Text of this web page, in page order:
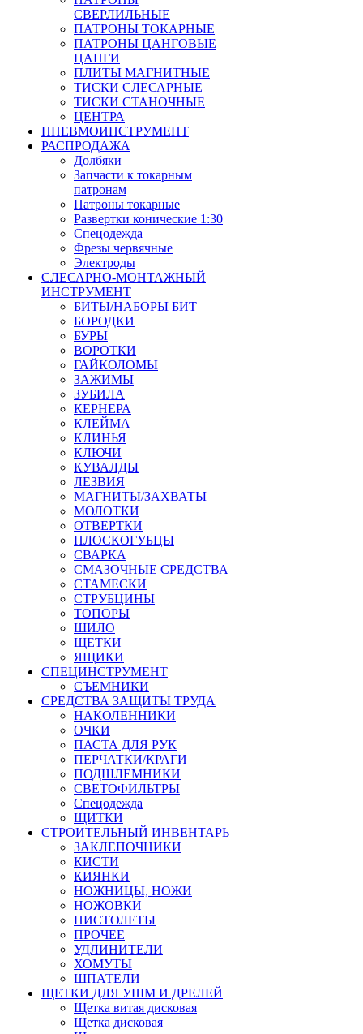
СВЕРЛИЛЬНЫЕ
ПАТРОНЫ ТОКАРНЫЕ
ПАТРОНЫ ЦАНГОВЫЕ
ЦАНГИ
ПЛИТЫ МАГНИТНЫЕ
ТИСКИ СЛЕСАРНЫЕ
ТИСКИ СТАНОЧНЫЕ
ЦЕНТРА
ПНЕВМОИНСТРУМЕНТ
РАСПРОДАЖА
Долбяки
Запчасти к токарным
патронам
Патроны токарные
Развертки конические 1:30
Спецодежда
Фрезы червячные
Электроды
СЛЕСАРНО-МОНТАЖНЫЙ
ИНСТРУМЕНТ
БИТЫ/НАБОРЫ БИТ
БОРОДКИ
БУРЫ
ВОРОТКИ
ГАЙКОЛОМЫ
ЗАЖИМЫ
ЗУБИЛА
КЕРНЕРА
КЛЕЙМА
КЛИНЬЯ
КЛЮЧИ
КУВАЛДЫ
ЛЕЗВИЯ
МАГНИТЫ/ЗАХВАТЫ
МОЛОТКИ
ОТВЕРТКИ
ПЛОСКОГУБЦЫ
СВАРКА
СМАЗОЧНЫЕ СРЕДСТВА
СТАМЕСКИ
СТРУБЦИНЫ
ТОПОРЫ
ШИЛО
ЩЕТКИ
ЯЩИКИ
СПЕЦИНСТРУМЕНТ
СЪЕМНИКИ
СРЕДСТВА ЗАЩИТЫ ТРУДА
НАКОЛЕННИКИ
ОЧКИ
ПАСТА ДЛЯ РУК
ПЕРЧАТКИ/КРАГИ
ПОДШЛЕМНИКИ
СВЕТОФИЛЬТРЫ
Спецодежда
ЩИТКИ
СТРОИТЕЛЬНЫЙ ИНВЕНТАРЬ
ЗАКЛЕПОЧНИКИ
КИСТИ
КИЯНКИ
НОЖНИЦЫ, НОЖИ
НОЖОВКИ
ПИСТОЛЕТЫ
ПРОЧЕЕ
УДЛИНИТЕЛИ
ХОМУТЫ
ШПАТЕЛИ
ЩЕТКИ ДЛЯ УШМ И ДРЕЛЕЙ
Щетка витая дисковая
Щетка дисковая